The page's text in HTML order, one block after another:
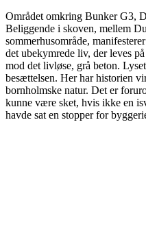
Området omkring Bunker G3,
Beliggende i skoven, mellem
sommerhusområde,
det ubekymrede liv, der leves
mod det livløse, grå beton.
besættelsen. Her har historien
bornholmske natur. Det er
kunne være sket, hvis ikke en
havde sat en stopper for